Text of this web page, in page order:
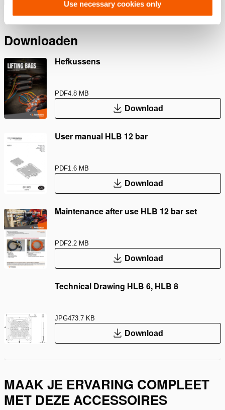
Use necessary cookies only
Downloaden
Hefkussens
PDF4.8 MB
Download
User manual HLB 12 bar
PDF1.6 MB
Download
Maintenance after use HLB 12 bar set
PDF2.2 MB
Download
Technical Drawing HLB 6, HLB 8
JPG473.7 KB
Download
MAAK JE ERVARING COMPLEET
MET DEZE ACCESSOIRES